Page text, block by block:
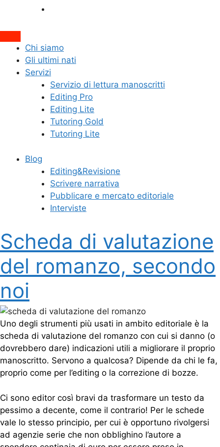
Attiva/disattiva
campo
Chi siamo
Gli ultimi nati
Servizi
Servizio di lettura manoscritti
Editing Pro
Editing Lite
Tutoring Gold
Tutoring Lite
Blog
Editing&Revisione
Scrivere narrativa
Pubblicare e mercato editoriale
Interviste
Scheda di valutazione
del romanzo, secondo
noi
Uno degli strumenti più usati in ambito editoriale è la
scheda di valutazione del romanzo con cui si danno (o
dovrebbero dare) indicazioni utili a migliorare il proprio
manoscritto. Servono a qualcosa? Dipende da chi le fa,
proprio come per l’editing o la correzione di bozze.
Ci sono editor così bravi da trasformare un testo da
pessimo a decente, come il contrario! Per le schede
vale lo stesso principio, per cui è opportuno rivolgersi
ad agenzie serie che non obblighino l’autore a